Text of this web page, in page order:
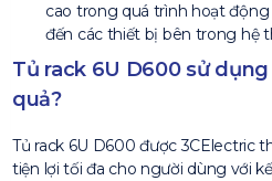
cao trong quá trình hoạt
đến các thiết bị bên trong hệ
Tủ rack 6U D600 sử
quả?
Tủ rack 6U D600 được 3CElectric
tiện lợi tối đa cho người dùng với